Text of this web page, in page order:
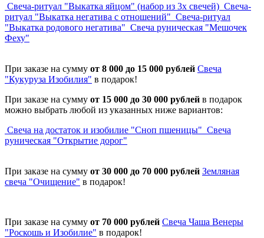
Свеча-ритуал "Выкатка яйцом" (набор из 3х свечей) Свеча-
ритуал "Выкатка негатива с отношений" Свеча-ритуал
"Выкатка родового негатива" Свеча руническая "Мешочек
Феху"
При заказе на сумму от 8 000 до 15 000 рублей Свеча
"Кукуруза Изобилия" в подарок!
При заказе на сумму от 15 000 до 30 000 рублей в подарок
можно выбрать любой из указанных ниже вариантов:
Свеча на достаток и изобилие "Сноп пшеницы" Свеча
руническая "Открытие дорог"
При заказе на сумму от 30 000 до 70 000 рублей Земляная
свеча "Очищение" в подарок!
При заказе на сумму от 70 000 рублей Свеча Чаша Венеры
"Роскошь и Изобилие" в подарок!